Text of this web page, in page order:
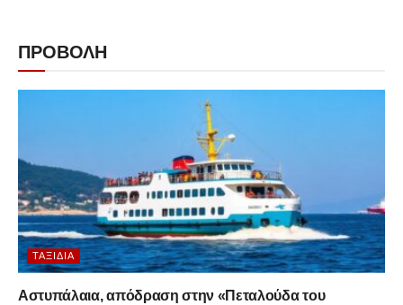
ΠΡΟΒΟΛΗ
ΤΑΞΊΔΙΑ
Αστυπάλαια, απόδραση στην «Πεταλούδα του